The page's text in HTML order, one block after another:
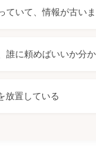
ていて、情報が古いま
誰に頼めばいいか分
放置している